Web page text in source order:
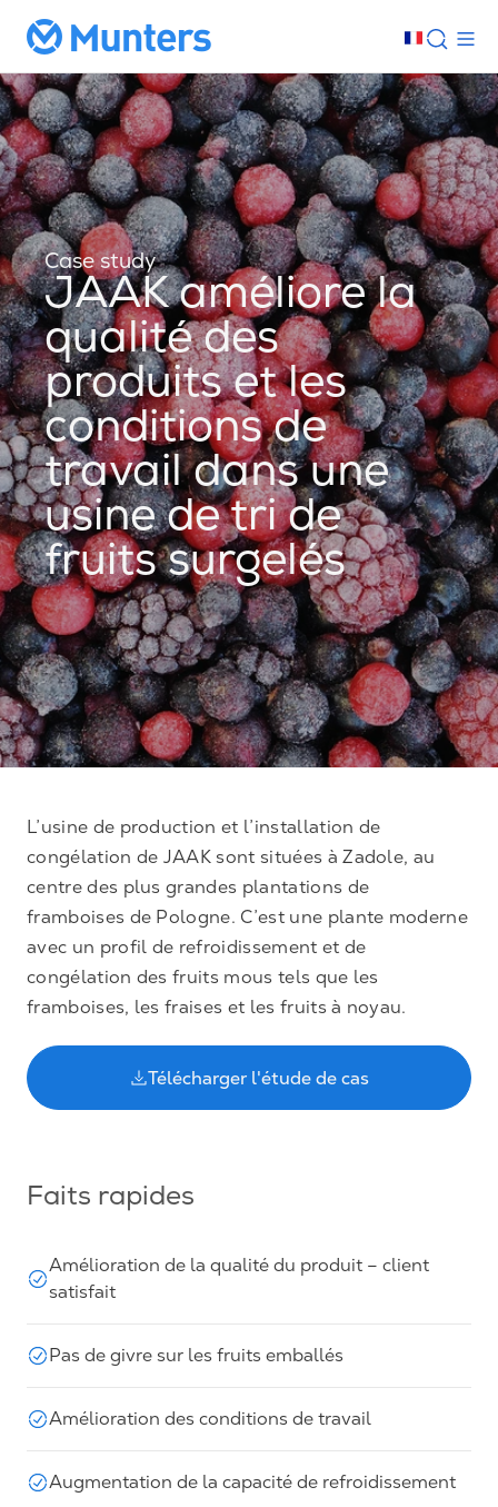
Case study
JAAK améliore la
qualité des
produits et les
conditions de
travail dans une
usine de tri de
fruits surgelés
L’usine de production et l’installation de
congélation de JAAK sont situées à Zadole, au
centre des plus grandes plantations de
framboises de Pologne. C’est une plante moderne
avec un profil de refroidissement et de
congélation des fruits mous tels que les
framboises, les fraises et les fruits à noyau.
Télécharger l'étude de cas
Faits rapides
Amélioration de la qualité du produit – client
satisfait
Pas de givre sur les fruits emballés
Amélioration des conditions de travail
Augmentation de la capacité de refroidissement